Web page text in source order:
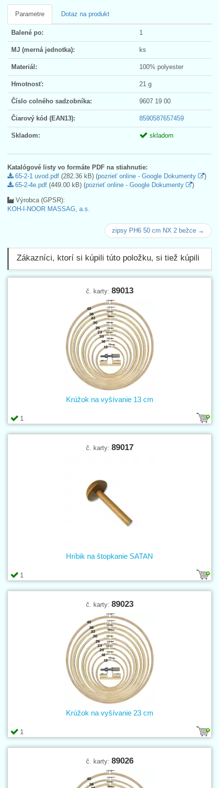
Parametre Dotaz na produkt
Balené po: 1
MJ (merná jednotka): ks
Materiál: 100% polyester
Hmotnosť: 21 g
Číslo colného sadzobníka: 9607 19 00
Čiarový kód (EAN13): 8590587657459
Skladom: skladom
Katalógové listy vo formáte PDF na stiahnutie:
65-2-1 uvod.pdf (282.36 kB) (pozrieť online - Google Dokumenty
)
65-2-4e.pdf (449.00 kB) (pozrieť online - Google Dokumenty )
Výrobca (GPSR):
KOH-I-NOOR MASSAG, a.s.
zipsy PH6 50 cm NX 2 bežce →
Zákazníci, ktorí si kúpili túto položku, si tiež kúpili
č. karty: 89013
1
Krúžok na vyšívanie 13 cm
č. karty: 89017
1
Hríbik na štopkanie SATAN
č. karty: 89023
1
Krúžok na vyšívanie 23 cm
č. karty: 89026